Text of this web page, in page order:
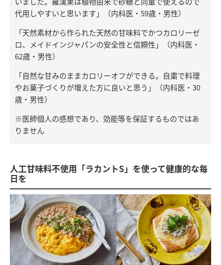
代用しやすいと思います」（内科医・59歳・男性）
「天然素材から作られた天然の甘味料でかつカロリーゼ
ロ、メイドインジャパンの安全性と信頼性」（内科医・
62歳・男性）
「自然な甘みのままカロリーオフができる。自粛で料理
やお菓子づくりが増えた方に良いと思う」（内科医・30
歳・男性）
※医師個人の感想であり、効能等を保証するものではあ
りません
人工甘味料不使用「ラカントS」を使って健康的な毎
日を